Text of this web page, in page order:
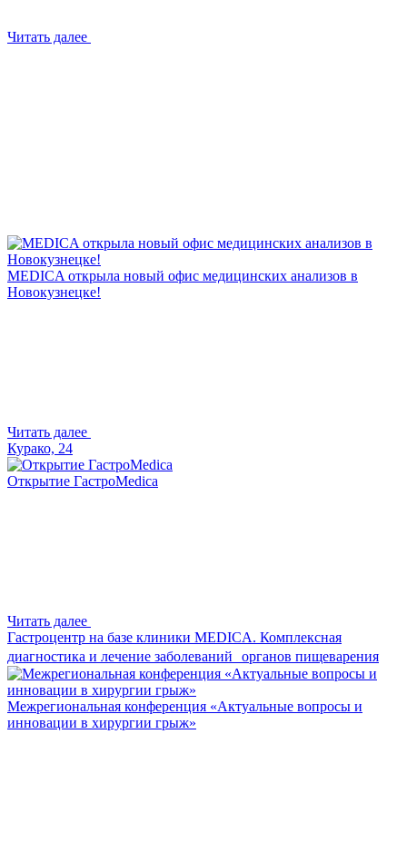
Читать далее
MEDICA открыла новый офис медицинских анализов в
Новокузнецке!
Читать далее
Курако, 24
Открытие ГастроMedica
Читать далее
Гастроцентр на базе клиники MEDICA. Комплексная
диагностика и лечение заболеваний органов пищеварения
Межрегиональная конференция «Актуальные вопросы и
инновации в хирургии грыж»